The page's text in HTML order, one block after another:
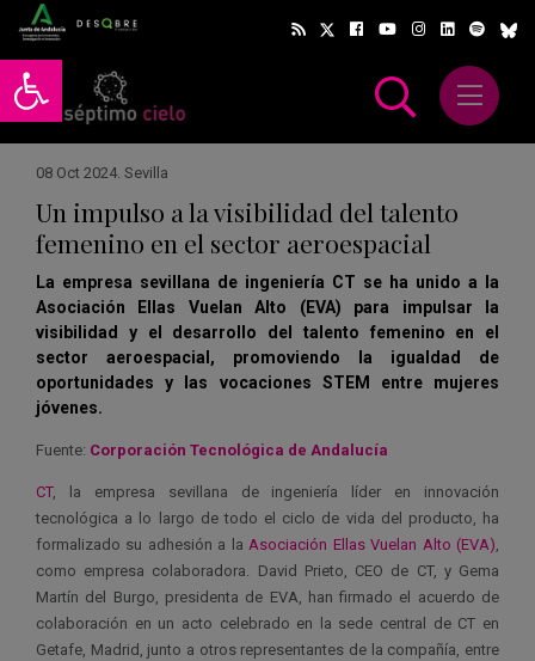
Abrir barra de herramientas
Abrir
08 Oct 2024. Sevilla
Un impulso a la visibilidad del talento
femenino en el sector aeroespacial
La empresa sevillana de ingeniería CT se ha unido a la
Asociación Ellas Vuelan Alto (EVA) para impulsar la
visibilidad y el desarrollo del talento femenino en el
sector aeroespacial, promoviendo la igualdad de
oportunidades y las vocaciones STEM entre mujeres
jóvenes.
Fuente: Corporación Tecnológica de Andalucía
CT, la empresa sevillana de ingeniería líder en innovación
tecnológica a lo largo de todo el ciclo de vida del producto, ha
formalizado su adhesión a la Asociación Ellas Vuelan Alto (EVA),
como empresa colaboradora. David Prieto, CEO de CT, y Gema
Martín del Burgo, presidenta de EVA, han firmado el acuerdo de
colaboración en un acto celebrado en la sede central de CT en
Getafe, Madrid, junto a otros representantes de la compañía, entre